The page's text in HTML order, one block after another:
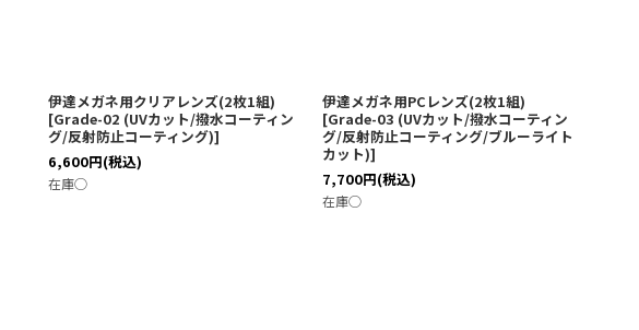
伊達メガネ用クリアレンズ(2枚1組)
[Grade-02 (UVカット/撥水コーティン
グ/反射防止コーティング)]
6,600円(税込)
在庫◯
伊達メガネ用PCレンズ(2枚1組)
[Grade-03 (UVカット/撥水コーティン
グ/反射防止コーティング/ブルーライト
カット)]
7,700円(税込)
在庫◯